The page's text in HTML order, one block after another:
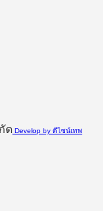
ด Develop by ดีไซน์เทพ